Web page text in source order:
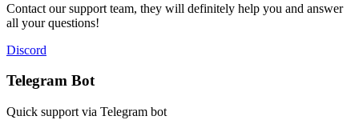
Contact our support team, they will definitely help you and answer
all your questions!
Discord
Telegram Bot
Quick support via Telegram bot